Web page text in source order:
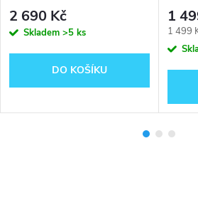
2 690 Kč
Skladem >5 ks
DO KOŠÍKU
1
Měrná
cena:
1 499